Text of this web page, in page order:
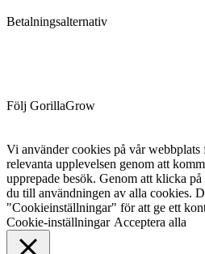
Betalningsalternativ
Följ GorillaGrow
Vi använder cookies på vår webbplats
relevanta upplevelsen genom att
upprepade besök. Genom att klicka
du till användningen av alla cookies.
"Cookieinställningar" för att ge ett
Cookie-inställningar Acceptera alla